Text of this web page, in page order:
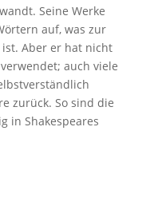
Seine Werke
auf, was zur
Aber er hat nicht
auch viele
zurück. So sind die
in Shakespeares